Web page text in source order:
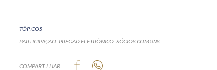
TÓPICOS
PARTICIPAÇÃO PREGÃO ELETRÔNICO SÓCIOS COMUNS
COMPARTILHAR